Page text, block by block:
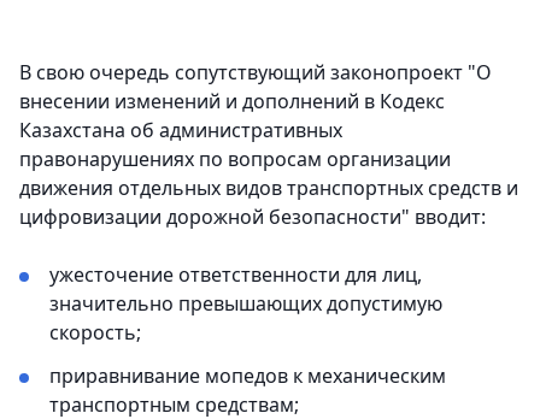
В свою очередь сопутствующий законопроект "О
внесении изменений и дополнений в Кодекс
Казахстана об административных
правонарушениях по вопросам организации
движения отдельных видов транспортных средств и
цифровизации дорожной безопасности" вводит:
ужесточение ответственности для лиц,
значительно превышающих допустимую
скорость;
приравнивание мопедов к механическим
транспортным средствам;